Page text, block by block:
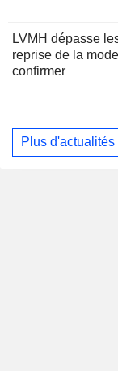
LVMH dépasse
reprise de la
confirmer
Plus d'actualités